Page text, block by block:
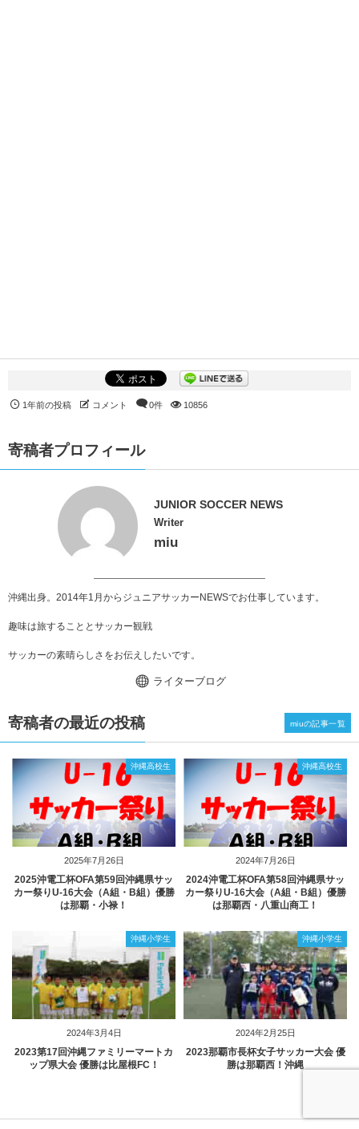
1年前の投稿 コメント 0件 10856
寄稿者プロフィール
JUNIOR SOCCER NEWS
Writer
miu
沖縄出身。2014年1月からジュニアサッカーNEWSでお仕事しています。
趣味は旅することとサッカー観戦
サッカーの素晴らしさをお伝えしたいです。
ライターブログ
寄稿者の最近の投稿
2025年7月26日
沖縄高校生
2025沖電工杯OFA第59回沖縄県サッ
カー祭りU-16大会（A組・B組）優勝
は那覇・小禄！
2024年7月26日
沖縄高校生
2024沖電工杯OFA第58回沖縄県サッ
カー祭りU-16大会（A組・B組）優勝
は那覇西・八重山商工！
2024年3月4日
沖縄小学生
2023第17回沖縄ファミリーマートカ
ップ県大会 優勝は比屋根FC！
2024年2月25日
沖縄小学生
2023那覇市長杯女子サッカー大会 優
勝は那覇西！沖縄
miuの記事一覧